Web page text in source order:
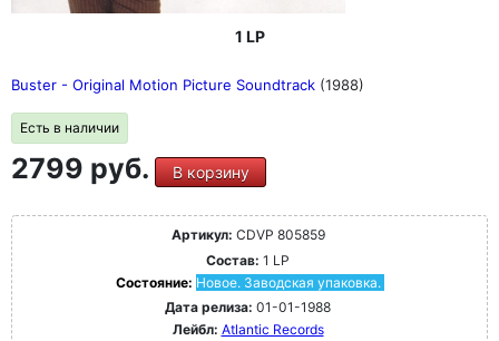
1 LP
Buster - Original Motion Picture Soundtrack (1988)
Есть в наличии
2799 руб. В корзину
Артикул: CDVP 805859
Состав: 1 LP
Состояние: Новое. Заводская упаковка.
Дата релиза: 01-01-1988
Лейбл: Atlantic Records